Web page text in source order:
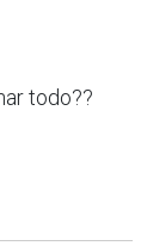
todo??